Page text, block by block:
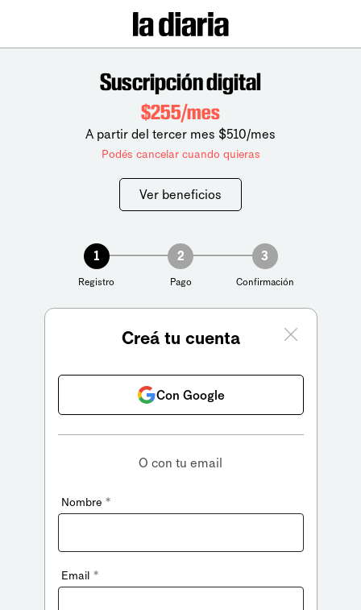
Suscripción digital
$255/mes
A partir del tercer mes $510/mes
Podés cancelar cuando quieras
Ver beneficios
1
Registro
2
Pago
3
Confirmación
Creá tu cuenta
Con Google
O con tu email
Nombre *
Email *